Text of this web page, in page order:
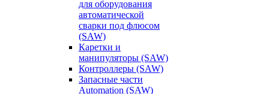
для оборудования
автоматической
сварки под флюсом
(SAW)
Каретки и
манипуляторы (SAW)
Контроллеры (SAW)
Запасные части
Automation (SAW)